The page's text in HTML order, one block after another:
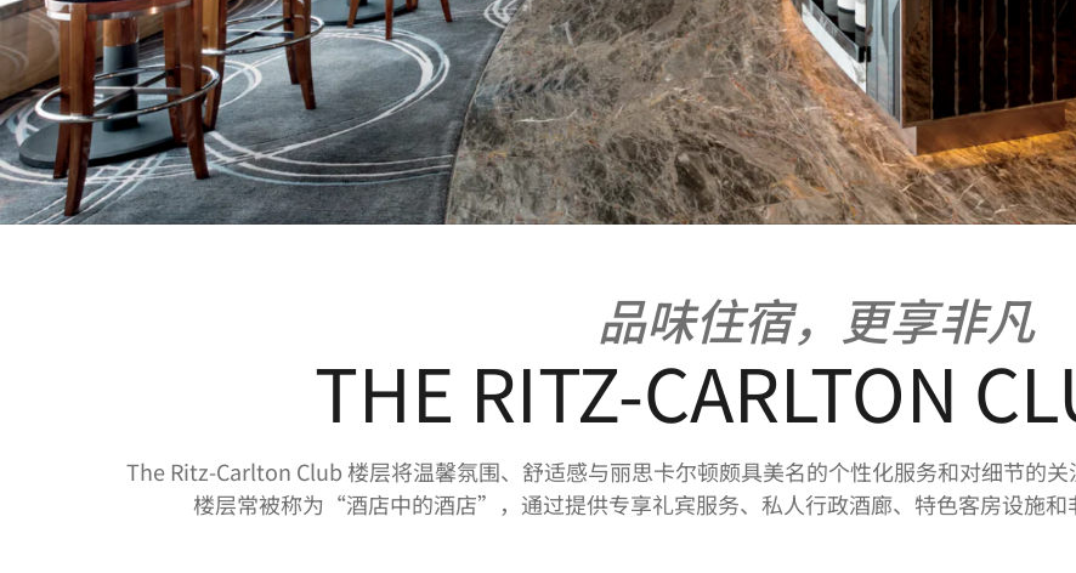
品味住宿，更享非凡
THE RITZ-CARLTON
The Ritz-Carlton Club 楼层将温馨氛围、舒适感与丽思卡尔顿颇具美名的个性化服务和对细节的
楼层常被称为“酒店中的酒店”，通过提供专享礼宾服务、私人行政酒廊、特色客房设施和